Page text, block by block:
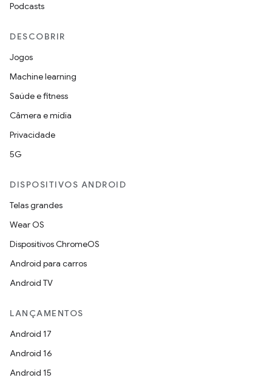
Podcasts
DESCOBRIR
Jogos
Machine learning
Saúde e fitness
Câmera e mídia
Privacidade
5G
DISPOSITIVOS ANDROID
Telas grandes
Wear OS
Dispositivos ChromeOS
Android para carros
Android TV
LANÇAMENTOS
Android 17
Android 16
Android 15